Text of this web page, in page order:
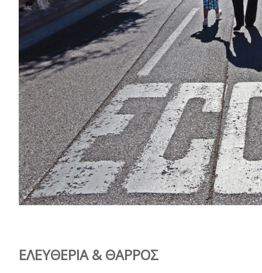
ΕΛΕΥΘΕΡΙΑ & ΘΑΡΡΟΣ